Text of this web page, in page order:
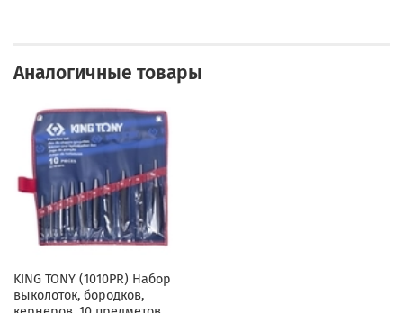
Аналогичные товары
KING TONY (1010PR) Набор
выколоток, бородков,